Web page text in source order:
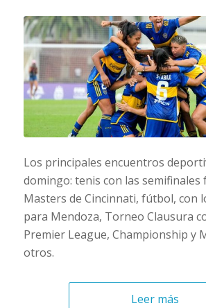
Los principales encuentros
domingo: tenis con las semifinales
Masters de Cincinnati, fútbol, con
para Mendoza, Torneo Clausura
Premier League, Championship y
otros.
Leer más